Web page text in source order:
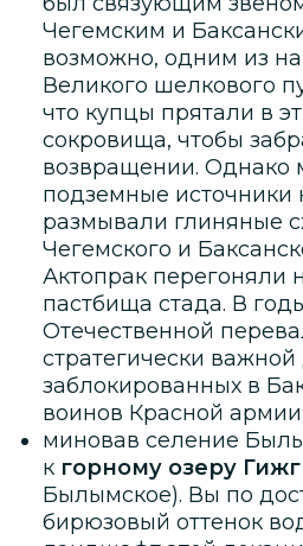
Чегемским и
возможно, одним из
Великого шелкового
что купцы прятали в
сокровища, чтобы
возвращении. Однако
подземные источники
размывали глиняные
Чегемского и
Актопрак перегоняли
пастбища стада. В
Отечественной
стратегически
заблокированных в
воинов Красной армии;
миновав селение
к горному озеру
Былымское). Вы по
бирюзовый оттенок